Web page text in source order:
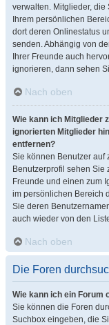
verwalten. Mitglieder,
Ihrem persönlichen
dort deren Onlinestatus
senden. Abhängig von
Ihrer Freunde auch
ignorieren, dann sehen
Nach oben
Wie kann ich Mitglieder
ignorierten Mitglieder
entfernen?
Sie können Benutzer auf
Benutzerprofil sehen Sie
Freunde und einen zum
im persönlichen Bereich
Sie deren
auch wieder von den
Nach oben
Die Foren
Wie kann ich ein Forum
Sie können die Foren
Suchbox eingeben, die